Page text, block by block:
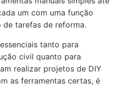
um com uma função
tarefas de reforma.
tanto para
civil quanto para
realizar projetos de DIY
as ferramentas certas, é